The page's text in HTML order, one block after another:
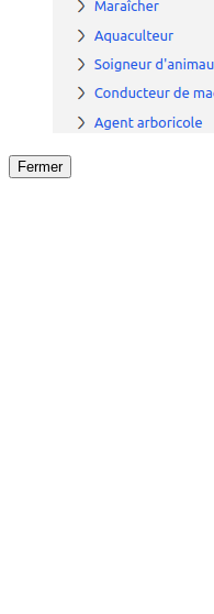
Fermer